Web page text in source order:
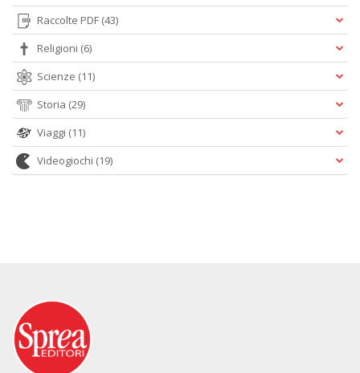
Raccolte PDF (43)
Religioni (6)
Scienze (11)
Storia (29)
Viaggi (11)
Videogiochi (19)